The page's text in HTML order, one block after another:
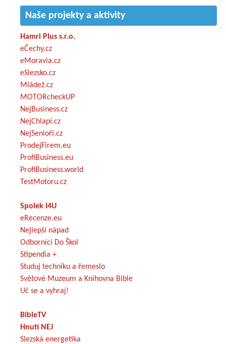
Naše projekty a aktivity
Hamri Plus s.r.o.
eČechy.cz
eMoravia.cz
eSlezsko.cz
Mládež.cz
MOTORcheckUP
NejBusiness.cz
NejChlapi.cz
NejSenioři.cz
ProdejFirem.eu
ProfiBusiness.eu
ProfiBusiness.world
TestMotoru.cz
Spolek I4U
eRecenze.eu
Nejlepší nápad
Odborníci Do Škol
Stipendia +
Studuj techniku a řemeslo
Světové Muzeum a Knihovna Bible
Uč se a vyhraj!
BibleTV
Hnutí NEJ
Slezská energetika